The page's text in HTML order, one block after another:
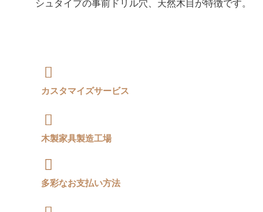
シュタイプの事前ドリル穴、天然木目が特徴です。
カスタマイズサービス
木製家具製造工場
多彩なお支払い方法